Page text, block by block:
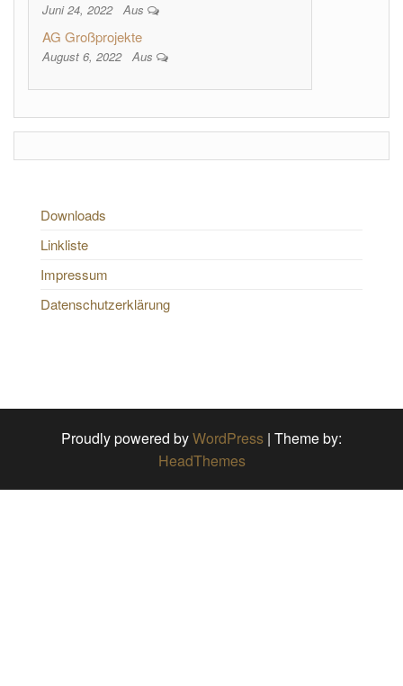
Juni 24, 2022 Aus
AG Großprojekte
August 6, 2022 Aus
Downloads
Linkliste
Impressum
Datenschutzerklärung
Proudly powered byWordPress | Theme by:
HeadThemes